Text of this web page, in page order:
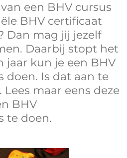
een BHV cursus
BHV certificaat
Dan mag jij jezelf
Daarbij stopt het
jaar kun je een BHV
doen. Is dat aan te
maar eens deze
BHV
te doen.